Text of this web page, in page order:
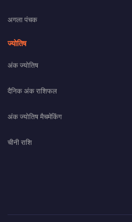
अगला पंचक
ज्योतिष
अंक ज्योतिष
दैनिक अंक राशिफल
अंक ज्योतिष मैचमेकिंग
चीनी राशि